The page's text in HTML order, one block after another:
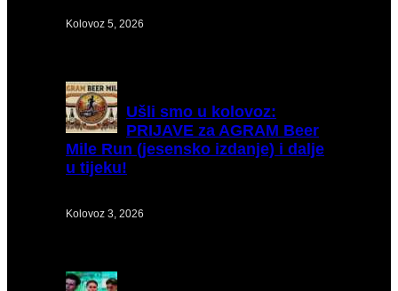
Kolovoz 5, 2026
Ušli smo u kolovoz:
PRIJAVE za AGRAM Beer
Mile Run (jesensko izdanje) i dalje
u tijeku!
Kolovoz 3, 2026